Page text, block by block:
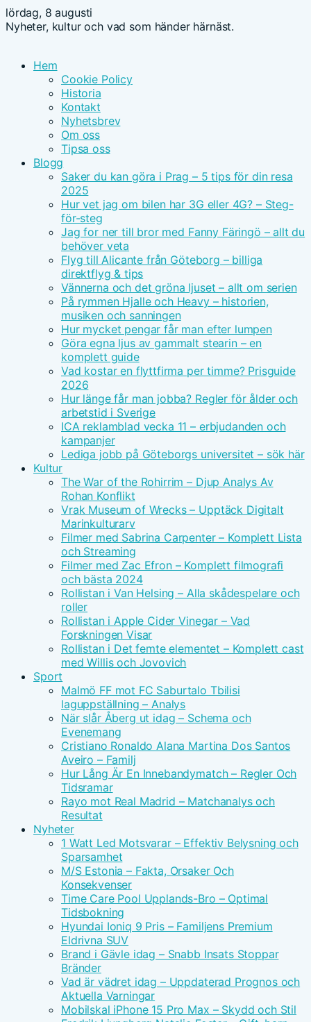
lördag, 8 augusti
Nyheter, kultur och vad som händer härnäst.
Hem
Cookie Policy
Historia
Kontakt
Nyhetsbrev
Om oss
Tipsa oss
Blogg
Saker du kan göra i Prag – 5 tips för din resa
2025
Hur vet jag om bilen har 3G eller 4G? – Steg-
för-steg
Jag for ner till bror med Fanny Färingö – allt du
behöver veta
Flyg till Alicante från Göteborg – billiga
direktflyg & tips
Vännerna och det gröna ljuset – allt om serien
På rymmen Hjalle och Heavy – historien,
musiken och sanningen
Hur mycket pengar får man efter lumpen
Göra egna ljus av gammalt stearin – en
komplett guide
Vad kostar en flyttfirma per timme? Prisguide
2026
Hur länge får man jobba? Regler för ålder och
arbetstid i Sverige
ICA reklamblad vecka 11 – erbjudanden och
kampanjer
Lediga jobb på Göteborgs universitet – sök här
Kultur
The War of the Rohirrim – Djup Analys Av
Rohan Konflikt
Vrak Museum of Wrecks – Upptäck Digitalt
Marinkulturarv
Filmer med Sabrina Carpenter – Komplett Lista
och Streaming
Filmer med Zac Efron – Komplett filmografi
och bästa 2024
Rollistan i Van Helsing – Alla skådespelare och
roller
Rollistan i Apple Cider Vinegar – Vad
Forskningen Visar
Rollistan i Det femte elementet – Komplett cast
med Willis och Jovovich
Sport
Malmö FF mot FC Saburtalo Tbilisi
laguppställning – Analys
När slår Åberg ut idag – Schema och
Evenemang
Cristiano Ronaldo Alana Martina Dos Santos
Aveiro – Familj
Hur Lång Är En Innebandymatch – Regler Och
Tidsramar
Rayo mot Real Madrid – Matchanalys och
Resultat
Nyheter
1 Watt Led Motsvarar – Effektiv Belysning och
Sparsamhet
M/S Estonia – Fakta, Orsaker Och
Konsekvenser
Time Care Pool Upplands-Bro – Optimal
Tidsbokning
Hyundai Ioniq 9 Pris – Familjens Premium
Eldrivna SUV
Brand i Gävle idag – Snabb Insats Stoppar
Bränder
Vad är vädret idag – Uppdaterad Prognos och
Aktuella Varningar
Mobilskal iPhone 15 Pro Max – Skydd och Stil